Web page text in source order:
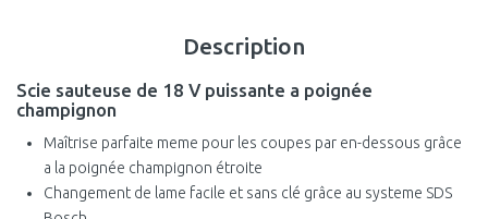
Description
Scie sauteuse de 18 V puissante a poignée
champignon
Maîtrise parfaite meme pour les coupes par en-dessous grâce
a la poignée champignon étroite
Changement de lame facile et sans clé grâce au systeme SDS